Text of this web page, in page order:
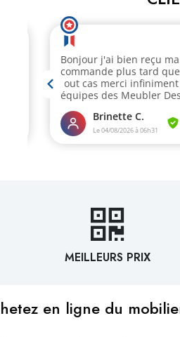
MEILLEURS PRIX
en ligne du